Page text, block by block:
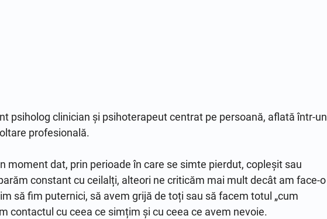
psiholog clinician și psihoterapeut centrat pe persoană, aflată într-un
profesională.
moment dat, prin perioade în care se simte pierdut, copleșit sau
constant cu ceilalți, alteori ne criticăm mai mult decât am face-o
să fim puternici, să avem grijă de toți sau să facem totul „cum
contactul cu ceea ce simțim și cu ceea ce avem nevoie.